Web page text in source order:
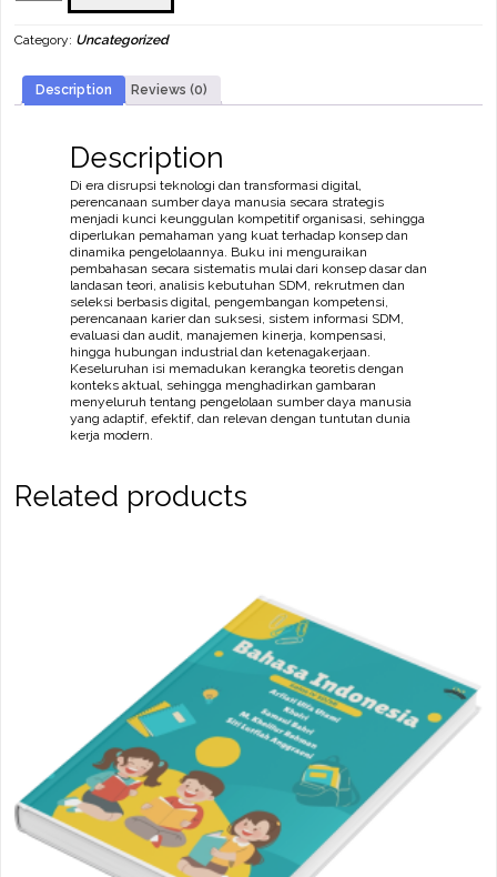
Teori,
Praktik
dalam
Manajemen
Category: Uncategorized
Description Reviews (0)
Description
Di era disrupsi teknologi dan transformasi digital,
perencanaan sumber daya manusia secara strategis
menjadi kunci keunggulan kompetitif organisasi, sehingga
diperlukan pemahaman yang kuat terhadap konsep dan
dinamika pengelolaannya. Buku ini menguraikan
pembahasan secara sistematis mulai dari konsep dasar dan
landasan teori, analisis kebutuhan SDM, rekrutmen dan
seleksi berbasis digital, pengembangan kompetensi,
perencanaan karier dan suksesi, sistem informasi SDM,
evaluasi dan audit, manajemen kinerja, kompensasi,
hingga hubungan industrial dan ketenagakerjaan.
Keseluruhan isi memadukan kerangka teoretis dengan
konteks aktual, sehingga menghadirkan gambaran
menyeluruh tentang pengelolaan sumber daya manusia
yang adaptif, efektif, dan relevan dengan tuntutan dunia
kerja modern.
Related products